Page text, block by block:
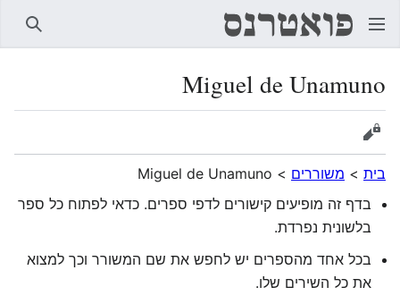
Miguel de Unamuno
הצגת מקור
בית > משוררים >
Miguel de Unamuno
בדף זה מופיעים קישורים לדפי ספרים. כדאי לפתוח כל ספר
בלשונית נפרדת.
בכל אחד מהספרים יש לחפש את שם המשורר וכך למצוא
את כל השירים שלו.